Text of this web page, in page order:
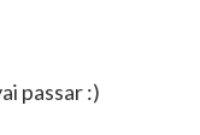
passar :)